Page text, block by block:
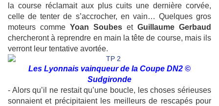
la course réclamait aux plus cuits une dernière corvée,
celle de tenter de s’accrocher, en vain… Quelques gros
moteurs comme Yoan Soubes et Guillaume Gerbaud
chercheront à reprendre en main la tête de course, mais ils
verront leur tentative avortée.
Les Lyonnais vainqueur de la Coupe DN2 ©
Sudgironde
- Alors qu’il ne restait qu’une boucle, les choses sérieuses
sonnaient et précipitaient les meilleurs de rescapés pour